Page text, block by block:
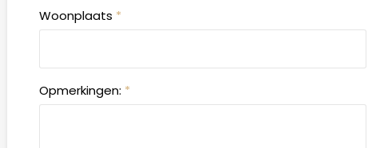
Woonplaats *
Opmerkingen: *